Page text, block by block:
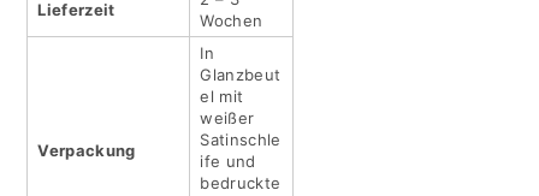
Lieferzeit
Wochen
Verpackung
In
Glanzbeut
el mit
weißer
Satinschle
ife und
bedruckte